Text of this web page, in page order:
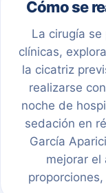
Cómo se
La cirugía
clínicas,
la cicatriz
realizarse
noche de
sedación en
García
mejorar el